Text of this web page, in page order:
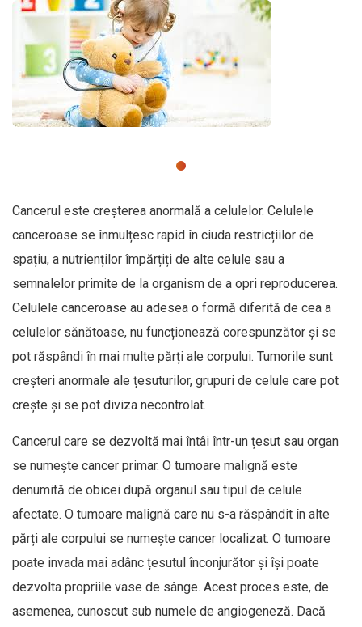
Cancerul este creșterea anormală a celulelor. Celulele
canceroase se înmulțesc rapid în ciuda restricțiilor de
spațiu, a nutrienților împărțiți de alte celule sau a
semnalelor primite de la organism de a opri reproducerea.
Celulele canceroase au adesea o formă diferită de cea a
celulelor sănătoase, nu funcționează corespunzător și se
pot răspândi în mai multe părți ale corpului. Tumorile sunt
creșteri anormale ale țesuturilor, grupuri de celule care pot
crește și se pot diviza necontrolat.
Cancerul care se dezvoltă mai întâi într-un țesut sau organ
se numește cancer primar. O tumoare malignă este
denumită de obicei după organul sau tipul de celule
afectate. O tumoare malignă care nu s-a răspândit în alte
părți ale corpului se numește cancer localizat. O tumoare
poate invada mai adânc țesutul înconjurător și își poate
dezvolta propriile vase de sânge. Acest proces este, de
asemenea, cunoscut sub numele de angiogeneză. Dacă